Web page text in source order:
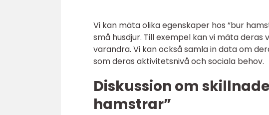
Vi kan mäta olika egenskaper hos ”bur
små husdjur. Till exempel kan vi mäta
varandra. Vi kan också samla in data om
som deras aktivitetsnivå och sociala behov.
Diskussion om
hamstrar”